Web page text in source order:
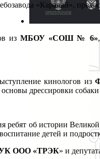
«Каравай»,
из МБОУ «СОШ № 6»
кинологов из
дрессировки
ребят об истории
детей и
ООО «ТРЭК» и